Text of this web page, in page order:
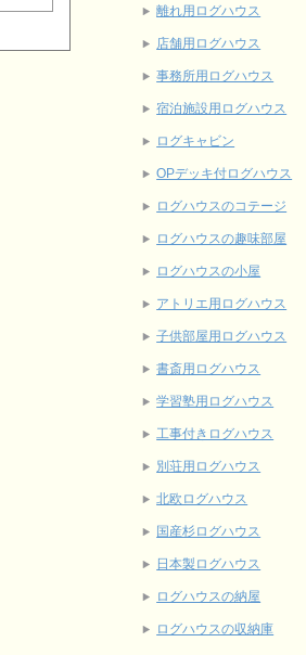
離れ用ログハウス
店舗用ログハウス
事務所用ログハウス
宿泊施設用ログハウス
ログキャビン
OPデッキ付ログハウス
ログハウスのコテージ
ログハウスの趣味部屋
ログハウスの小屋
アトリエ用ログハウス
子供部屋用ログハウス
書斎用ログハウス
学習塾用ログハウス
工事付きログハウス
別荘用ログハウス
北欧ログハウス
国産杉ログハウス
日本製ログハウス
ログハウスの納屋
ログハウスの収納庫